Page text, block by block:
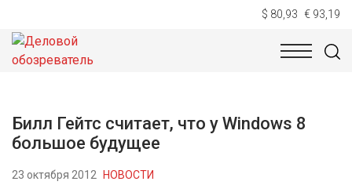
$ 80,93 € 93,19
НОВОСТИ
Билл Гейтс считает, что у Windows 8
большое будущее
23 октября 2012 НОВОСТИ